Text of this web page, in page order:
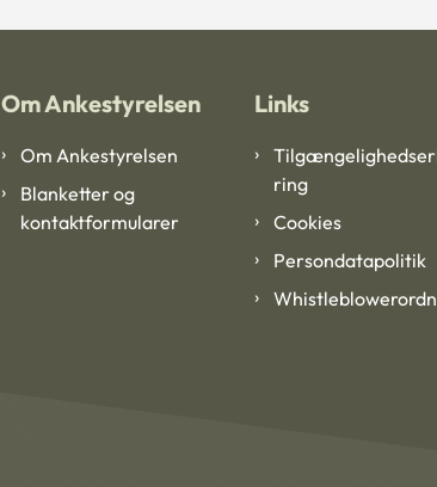
Om Ankestyrelsen
Om Ankestyrelsen
Blanketter og
kontaktformularer
Links
ring
Cookies
Persondatapolitik